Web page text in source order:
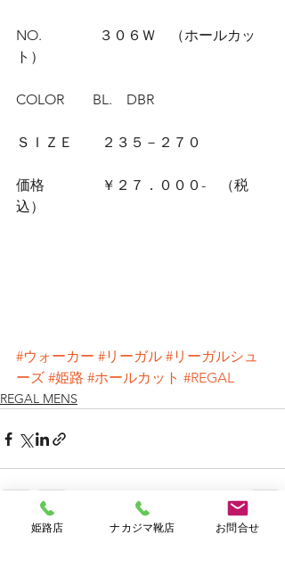
NO.　　　　３０６Ｗ　（ホールカッ
ト）
COLOR　　BL.　DBR
ＳＩＺＥ　　２３５－２７０
価格　　　　￥２７．０００-　（税
込）
#ウォーカー #リーガル #リーガルシュ
ーズ #姫路 #ホールカット #REGAL
REGAL MENS
姫路店 ナカジマ靴店 お問合せ